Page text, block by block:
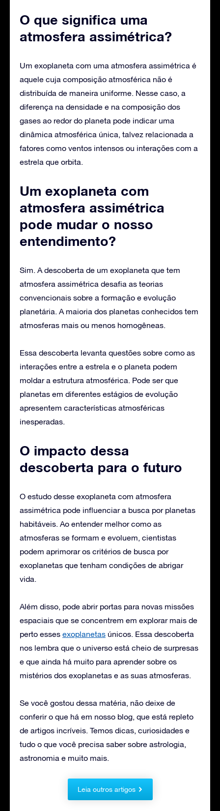
O que significa uma
atmosfera assimétrica?
Um exoplaneta com uma atmosfera assimétrica é
aquele cuja composição atmosférica não é
distribuída de maneira uniforme. Nesse caso, a
diferença na densidade e na composição dos
gases ao redor do planeta pode indicar uma
dinâmica atmosférica única, talvez relacionada a
fatores como ventos intensos ou interações com a
estrela que orbita.
Um exoplaneta com
atmosfera assimétrica
pode mudar o nosso
entendimento?
Sim. A descoberta de um exoplaneta que tem
atmosfera assimétrica desafia as teorias
convencionais sobre a formação e evolução
planetária. A maioria dos planetas conhecidos tem
atmosferas mais ou menos homogêneas.
Essa descoberta levanta questões sobre como as
interações entre a estrela e o planeta podem
moldar a estrutura atmosférica. Pode ser que
planetas em diferentes estágios de evolução
apresentem características atmosféricas
inesperadas.
O impacto dessa
descoberta para o futuro
O estudo desse exoplaneta com atmosfera
assimétrica pode influenciar a busca por planetas
habitáveis. Ao entender melhor como as
atmosferas se formam e evoluem, cientistas
podem aprimorar os critérios de busca por
exoplanetas que tenham condições de abrigar
vida.
Além disso, pode abrir portas para novas missões
espaciais que se concentrem em explorar mais de
perto esses exoplanetas únicos. Essa descoberta
nos lembra que o universo está cheio de surpresas
e que ainda há muito para aprender sobre os
mistérios dos exoplanetas e as suas atmosferas.
Se você gostou dessa matéria, não deixe de
conferir o que há em nosso blog, que está repleto
de artigos incríveis. Temos dicas, curiosidades e
tudo o que você precisa saber sobre astrologia,
astronomia e muito mais.
Leia outros artigos